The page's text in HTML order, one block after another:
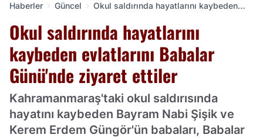
Haberler Güncel
Okul saldırında hayatlarını kaybeden
ettiler
Okul saldırında hayatlarını
kaybeden evlatlarını Babalar
Günü'nde ziyaret ettiler
Kahramanmaraş'taki okul saldırısında
hayatını kaybeden Bayram Nabi Şişik ve
Kerem Erdem Güngör'ün babaları, Babalar